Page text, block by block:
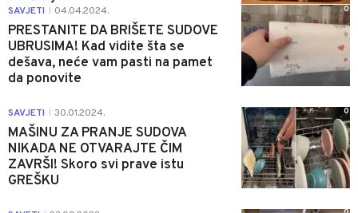
SAVJETI 04.04.2024.
PRESTANITE DA BRIŠETE SUDOVE
UBRUSIMA! Kad vidite šta se
dešava, neće vam pasti na pamet
da ponovite
0
SAVJETI 30.01.2024.
MAŠINU ZA PRANJE SUDOVA
NIKADA NE OTVARAJTE ČIM
ZAVRŠI! Skoro svi prave istu
GREŠKU
0